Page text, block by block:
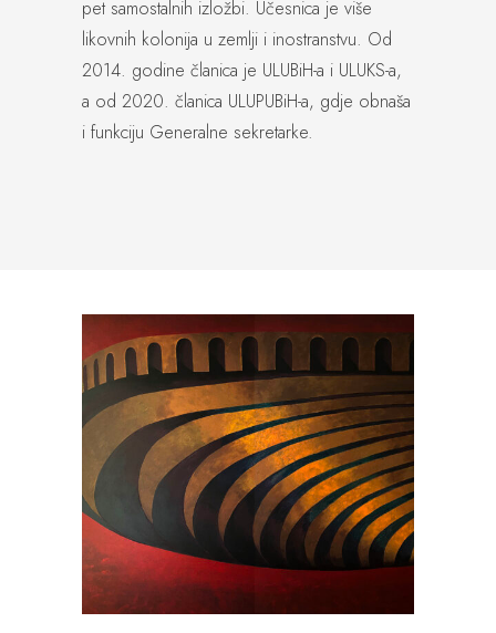
pet samostalnih izložbi. Učesnica je više
likovnih kolonija u zemlji i inostranstvu. Od
2014. godine članica je ULUBiH-a i ULUKS-a,
a od 2020. članica ULUPUBiH-a, gdje obnaša
i funkciju Generalne sekretarke.